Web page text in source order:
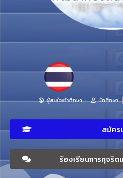
ผู้สนใจเข้าศึกษา นักศึกษา
สมัคร
ร้องเรียนการทุจริ